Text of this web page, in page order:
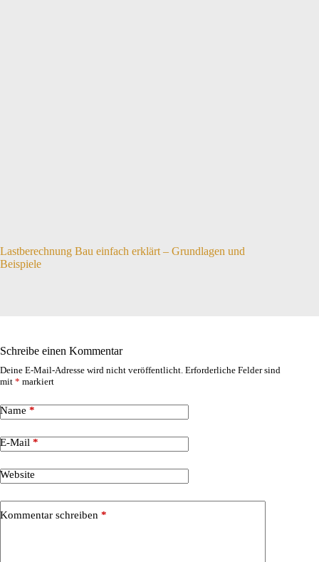
Lastberechnung Bau einfach erklärt – Grundlagen und
Beispiele
Schreibe einen Kommentar
Deine E-Mail-Adresse wird nicht veröffentlicht. Erforderliche Felder sind
mit * markiert
Name *
E-Mail *
Website
Kommentar schreiben *